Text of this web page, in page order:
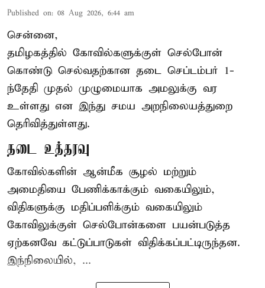
Published on: 08 Aug 2026, 6:44 am
சென்னை,
தமிழகத்தில் கோவில்களுக்குள் செல்போன்
கொண்டு செல்வதற்கான தடை செப்டம்பர் 1-
ந்தேதி முதல் முழுமையாக அமலுக்கு வர
உள்ளது என இந்து சமய அறநிலையத்துறை
தெரிவித்துள்ளது.
தடை உத்தரவு
கோவில்களின் ஆன்மீக சூழல் மற்றும்
அமைதியை பேணிக்காக்கும் வகையிலும்,
விதிகளுக்கு மதிப்பளிக்கும் வகையிலும்
கோவிலுக்குள் செல்போன்களை பயன்படுத்த
ஏற்கனவே கட்டுப்பாடுகள் விதிக்கப்பட்டிருந்தன.
இந்நிலையில், ...